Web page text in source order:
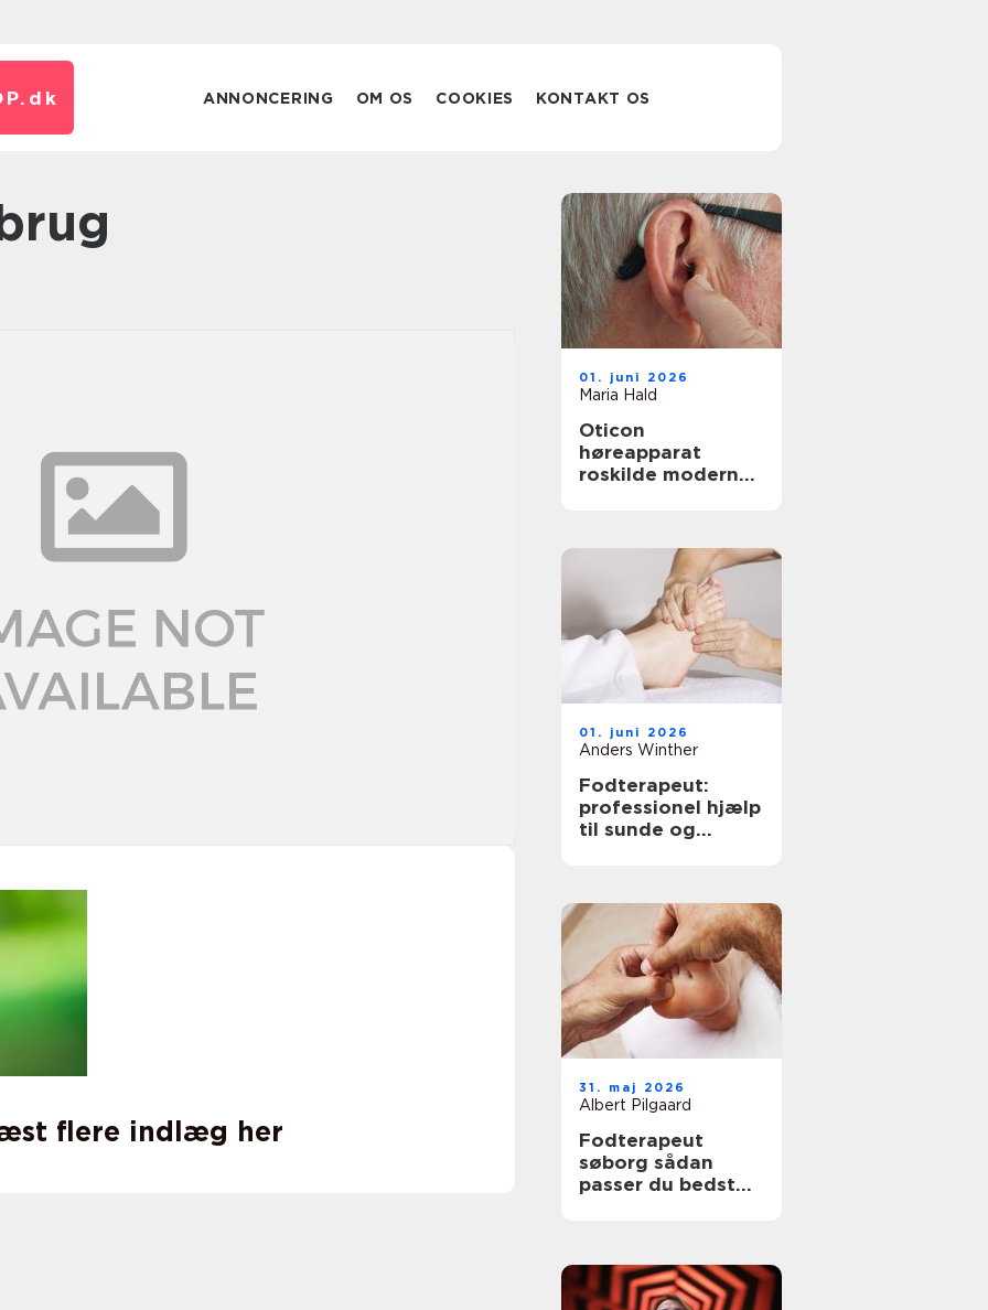
dk ANNONCERING OM OS COOKIES KONTAKT OS
flere indlæg her
01. juni 2026
Maria Hald
Oticon
høreapparat
roskilde moderne
01. juni 2026
Anders Winther
Fodterapeut:
professionel hjælp
til sunde og
31. maj 2026
Albert Pilgaard
Fodterapeut
søborg sådan
passer du bedst